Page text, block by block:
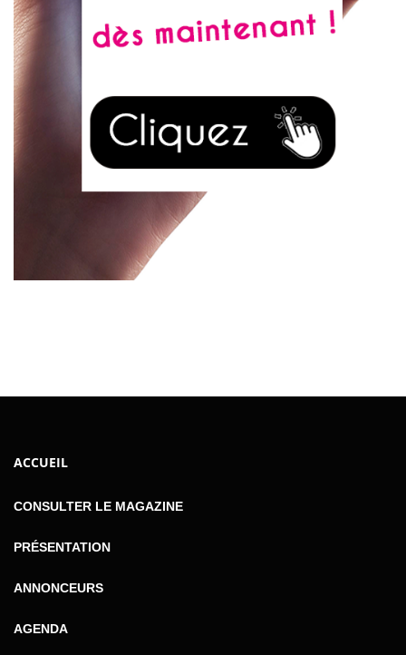
ACCUEIL
CONSULTER LE MAGAZINE
PRÉSENTATION
ANNONCEURS
AGENDA